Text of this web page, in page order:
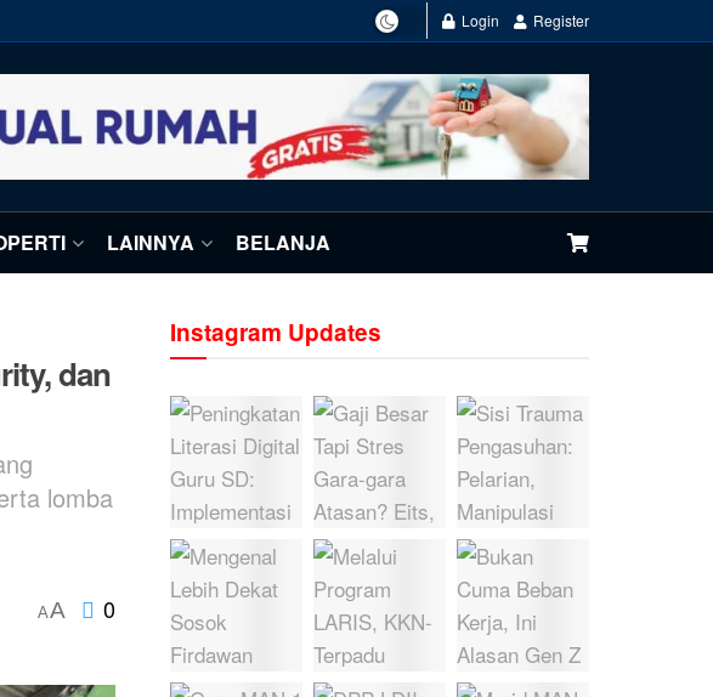
Login Register
LAINNYA BELANJA
dan
lomba
AA 0
Instagram Updates